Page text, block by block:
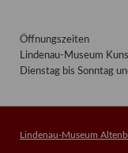
Öffnungszeiten
Lindenau-Museum
Dienstag bis Sonntag
Lindenau-Museum